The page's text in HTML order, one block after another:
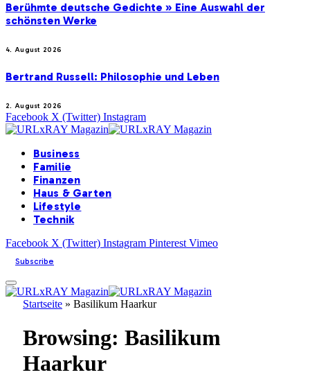
Berühmte deutsche Gedichte » Eine Auswahl der
schönsten Werke
4. August 2026
Bertrand Russell: Philosophie und Leben
2. August 2026
Facebook X (Twitter) Instagram
Business
Familie
Finanzen
Haus & Garten
Lifestyle
Technik
Facebook X (Twitter) Instagram Pinterest Vimeo
Subscribe
Startseite » Basilikum Haarkur
Browsing: Basilikum
Haarkur